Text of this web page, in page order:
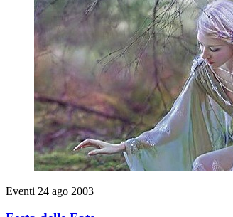
Eventi 24 ago 2003